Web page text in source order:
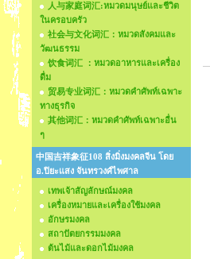
人与家庭词汇:หมวดมนุษย์และชีวิต
ในครอบครัว
社会与文化词汇：หมวดสังคมและ
วัฒนธรรม
饮食词汇 ：หมวดอาหารและเครื่อง
ดื่ม
贸易专业词汇：หมวดคำศัพท์เฉพาะ
ทางธุรกิจ
其他词汇：หมวดคำศัพท์เฉพาะอื่น
ๆ
中国吉祥象征108 สิ่งมิ่งมงคลจีน โดย
อ.ปิยะแสง จันทรวงศ์ไพศาล
เทพเจ้าสัญลักษณ์มงคล
เครื่องหมายและเครื่องใช้มงคล
อักษรมงคล
สถาปัตยกรรมมงคล
ต้นไม้และดอกไม้มงคล